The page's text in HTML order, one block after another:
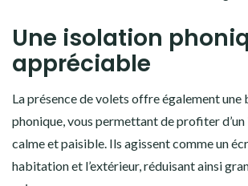
Une isolation
appréciable
La présence de volets offre également une
phonique, vous permettant de profiter
calme et paisible. Ils agissent comme un
habitation et l’extérieur, réduisant ainsi